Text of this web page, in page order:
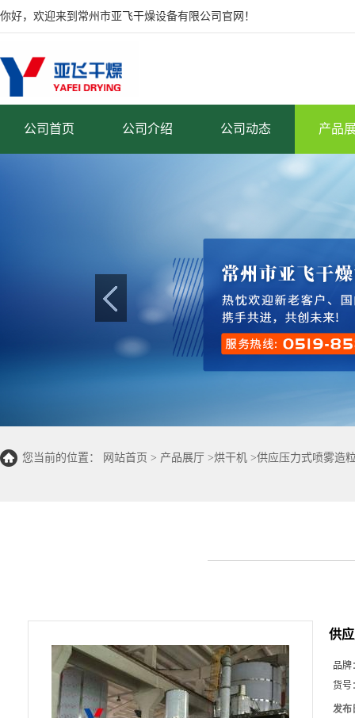
你好，欢迎来到常州市亚飞干燥设备有限公司官网！
公司首页 公司介绍 公司动态 产品
您当前的位置： 网站首页 > 产品展厅 >烘干机 >供应压力式喷雾造
供
品牌
货号
发布